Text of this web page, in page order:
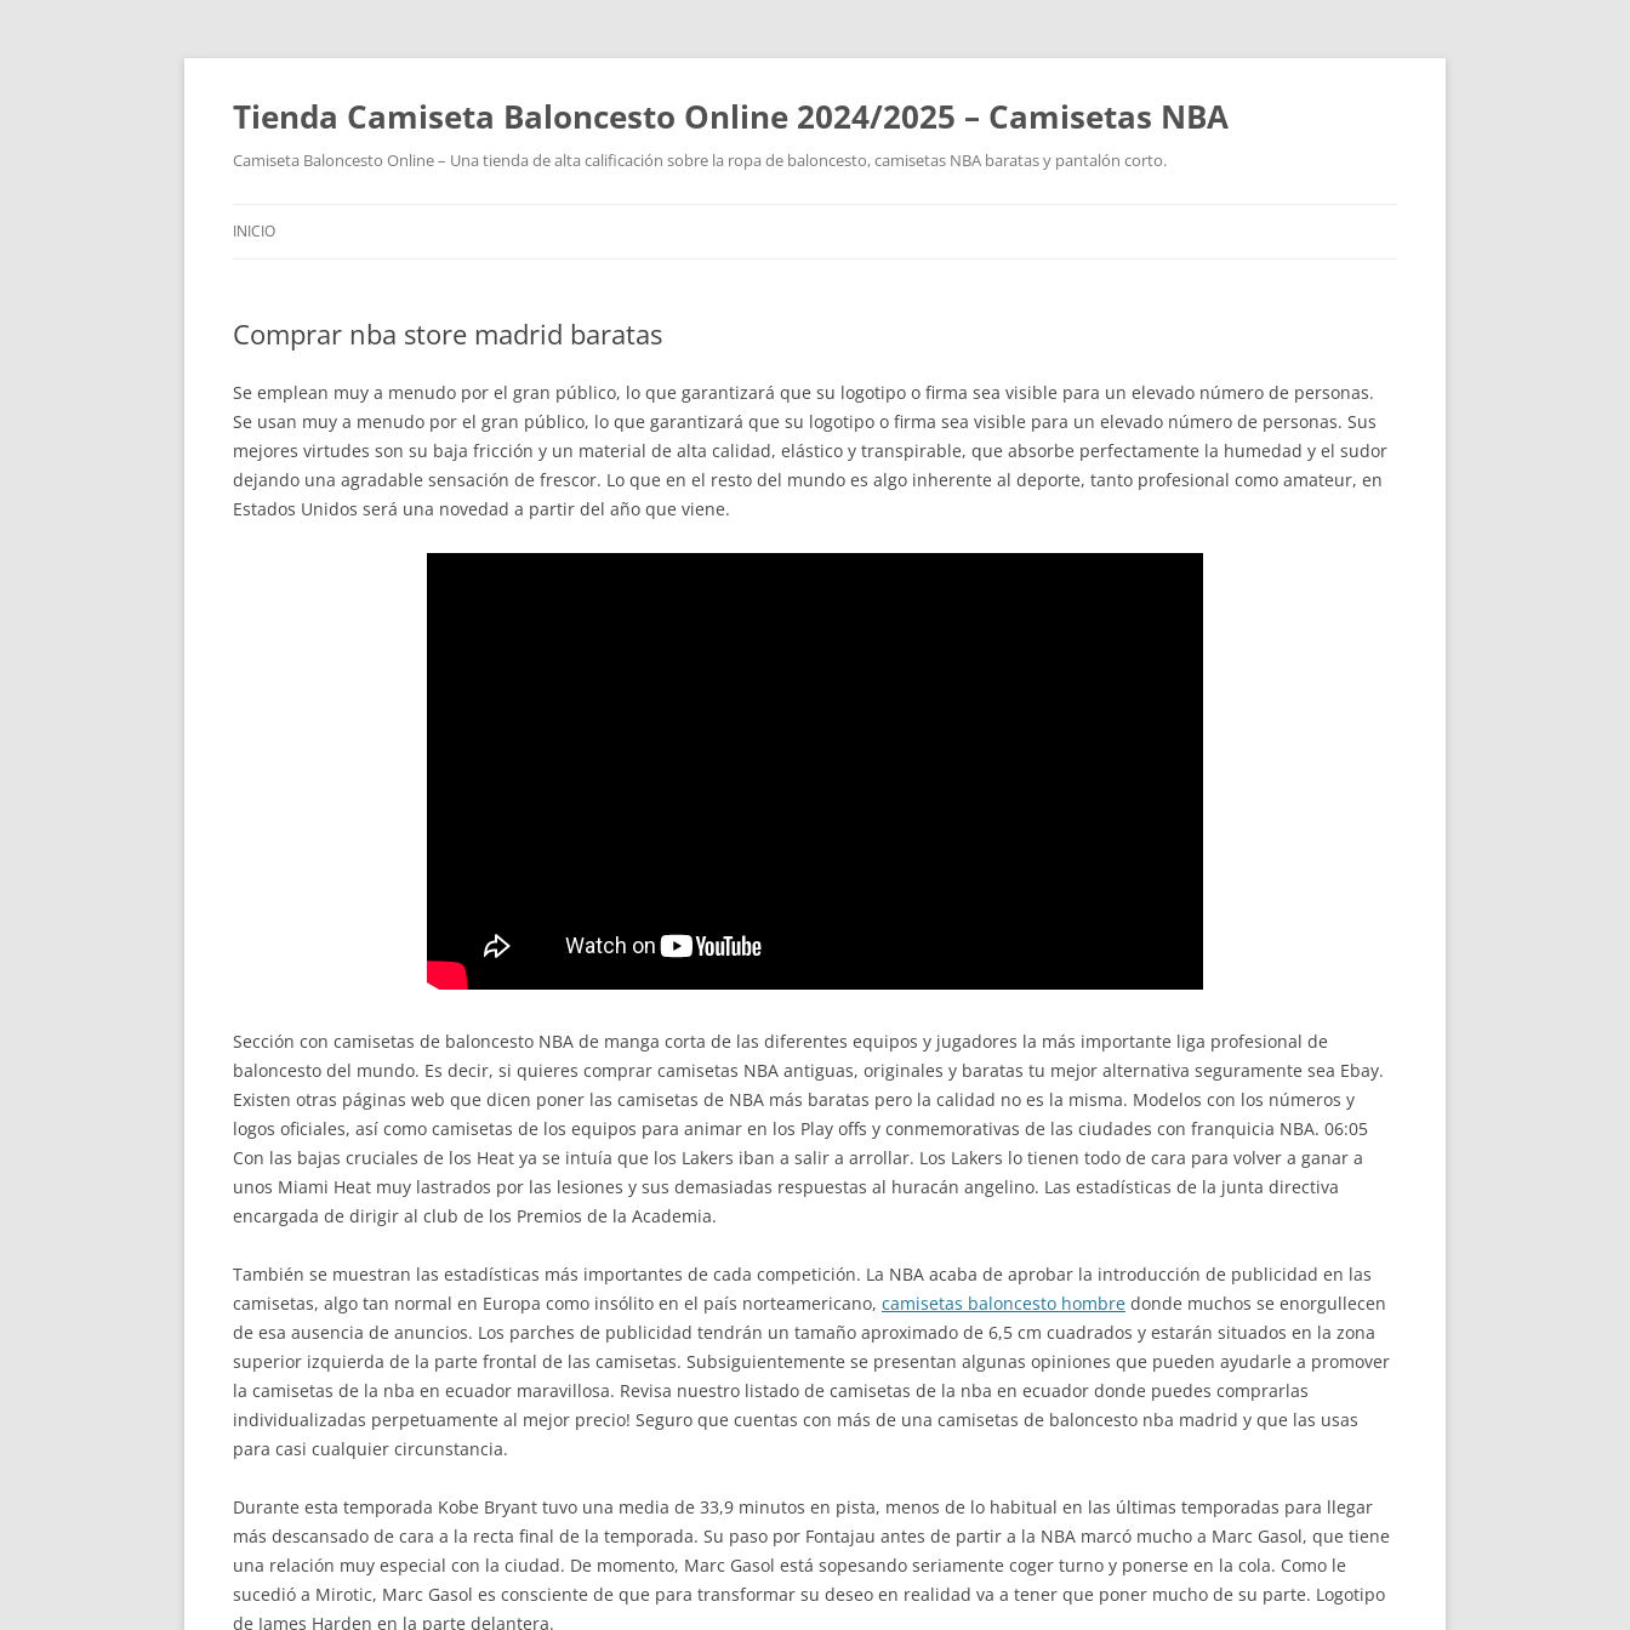
Tienda Camiseta Baloncesto Online 2024/2025 – Camisetas NBA
Camiseta Baloncesto Online – Una tienda de alta calificación sobre la ropa de baloncesto, camisetas NBA baratas y pantalón corto.
INICIO
Comprar nba store madrid baratas
Se emplean muy a menudo por el gran público, lo que garantizará que su logotipo o firma sea visible para un elevado número de personas.
Se usan muy a menudo por el gran público, lo que garantizará que su logotipo o firma sea visible para un elevado número de personas. Sus
mejores virtudes son su baja fricción y un material de alta calidad, elástico y transpirable, que absorbe perfectamente la humedad y el sudor
dejando una agradable sensación de frescor. Lo que en el resto del mundo es algo inherente al deporte, tanto profesional como amateur, en
Estados Unidos será una novedad a partir del año que viene.
Sección con camisetas de baloncesto NBA de manga corta de las diferentes equipos y jugadores la más importante liga profesional de
baloncesto del mundo. Es decir, si quieres comprar camisetas NBA antiguas, originales y baratas tu mejor alternativa seguramente sea Ebay.
Existen otras páginas web que dicen poner las camisetas de NBA más baratas pero la calidad no es la misma. Modelos con los números y
logos oficiales, así como camisetas de los equipos para animar en los Play offs y conmemorativas de las ciudades con franquicia NBA. 06:05
Con las bajas cruciales de los Heat ya se intuía que los Lakers iban a salir a arrollar. Los Lakers lo tienen todo de cara para volver a ganar a
unos Miami Heat muy lastrados por las lesiones y sus demasiadas respuestas al huracán angelino. Las estadísticas de la junta directiva
encargada de dirigir al club de los Premios de la Academia.
También se muestran las estadísticas más importantes de cada competición. La NBA acaba de aprobar la introducción de publicidad en las
camisetas, algo tan normal en Europa como insólito en el país norteamericano, camisetas baloncesto hombre donde muchos se enorgullecen
de esa ausencia de anuncios. Los parches de publicidad tendrán un tamaño aproximado de 6,5 cm cuadrados y estarán situados en la zona
superior izquierda de la parte frontal de las camisetas. Subsiguientemente se presentan algunas opiniones que pueden ayudarle a promover
la camisetas de la nba en ecuador maravillosa. Revisa nuestro listado de camisetas de la nba en ecuador donde puedes comprarlas
individualizadas perpetuamente al mejor precio! Seguro que cuentas con más de una camisetas de baloncesto nba madrid y que las usas
para casi cualquier circunstancia.
Durante esta temporada Kobe Bryant tuvo una media de 33,9 minutos en pista, menos de lo habitual en las últimas temporadas para llegar
más descansado de cara a la recta final de la temporada. Su paso por Fontajau antes de partir a la NBA marcó mucho a Marc Gasol, que tiene
una relación muy especial con la ciudad. De momento, Marc Gasol está sopesando seriamente coger turno y ponerse en la cola. Como le
sucedió a Mirotic, Marc Gasol es consciente de que para transformar su deseo en realidad va a tener que poner mucho de su parte. Logotipo
de James Harden en la parte delantera.